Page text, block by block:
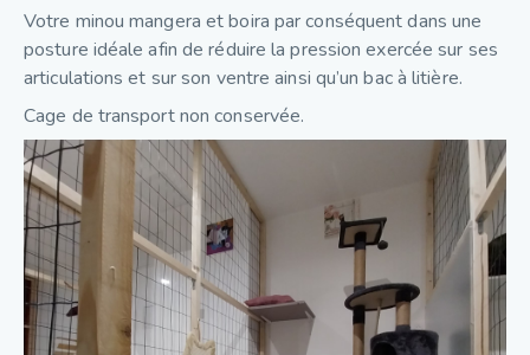
Votre minou mangera et boira par conséquent dans une
posture idéale afin de réduire la pression exercée sur ses
articulations et sur son ventre ainsi qu’un bac à litière.
Cage de transport non conservée.